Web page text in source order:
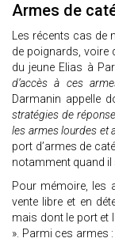
Armes de
Les récents cas de
de poignards, voire
du jeune Elias à
d’accès à ces
Darmanin appelle
stratégies de
les armes lourdes et
port d’armes de
notamment quand il
Pour mémoire, les
vente libre et en
mais dont le port et
». Parmi ces armes